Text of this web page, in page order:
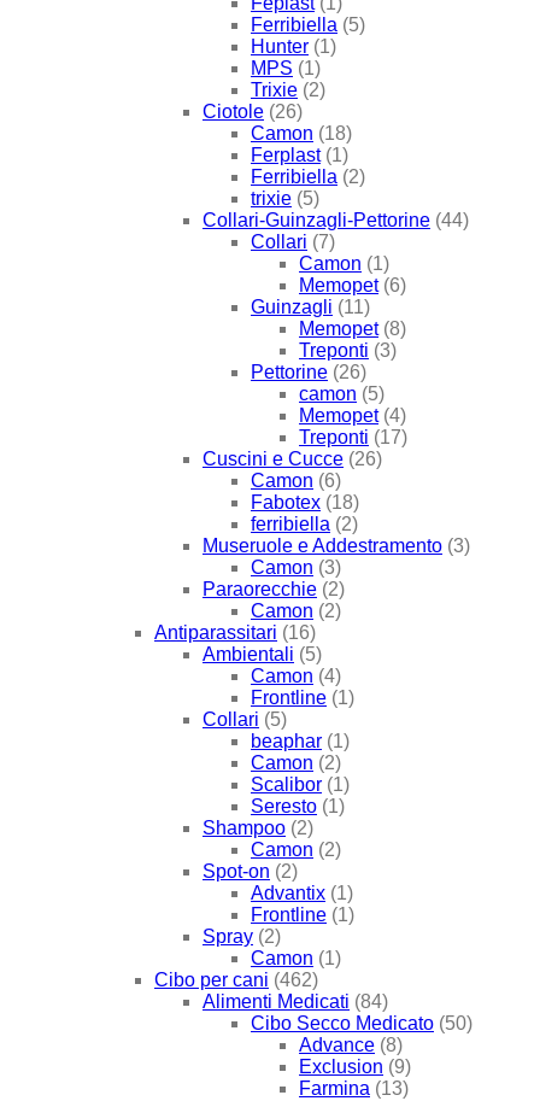
Ferribiella (5)
Hunter (1)
MPS (1)
Trixie (2)
Ciotole (26)
Camon (18)
Ferplast (1)
Ferribiella (2)
trixie (5)
Collari-Guinzagli-Pettorine (44)
Collari (7)
Camon (1)
Memopet (6)
Guinzagli (11)
Memopet (8)
Treponti (3)
Pettorine (26)
camon (5)
Memopet (4)
Treponti (17)
Cuscini e Cucce (26)
Camon (6)
Fabotex (18)
ferribiella (2)
Museruole e Addestramento (3)
Camon (3)
Paraorecchie (2)
Camon (2)
Antiparassitari (16)
Ambientali (5)
Camon (4)
Frontline (1)
Collari (5)
beaphar (1)
Camon (2)
Scalibor (1)
Seresto (1)
Shampoo (2)
Camon (2)
Spot-on (2)
Advantix (1)
Frontline (1)
Spray (2)
Camon (1)
Cibo per cani (462)
Alimenti Medicati (84)
Cibo Secco Medicato (50)
Advance (8)
Exclusion (9)
Farmina (13)